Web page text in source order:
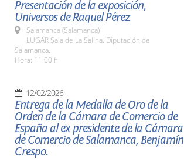
Presentación de la exposición,
Universos de Raquel Pérez
Salamanca (Salamanca)
LUGAR Sala de La Salina. Diputación de
Salamanca.
Hora: 11:00 h
12/02/2026
Entrega de la Medalla de Oro de la
Orden de la Cámara de Comercio de
España al ex presidente de la Cámara
de Comercio de Salamanca, Benjamín
Crespo.